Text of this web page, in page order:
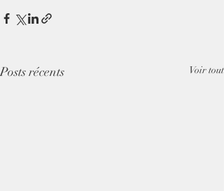
Posts récents Voir tout